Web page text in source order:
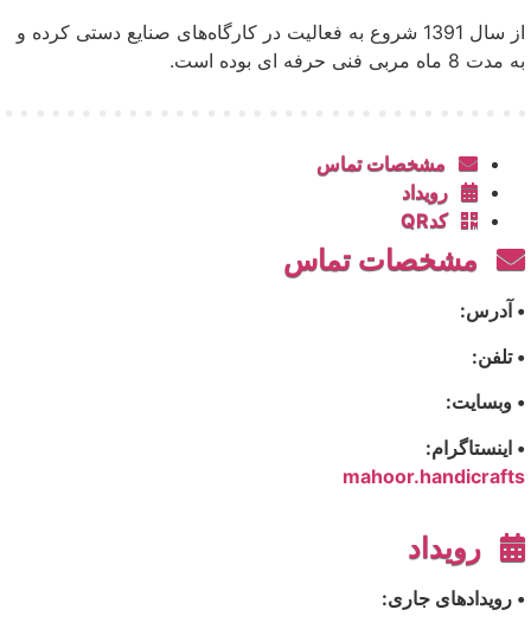
از سال 1391 شروع به فعالیت در کارگاه‌های صنایع دستی کرده و
به مدت 8 ماه مربی فنی حرفه ای بوده است.
مشخصات تماس
رویداد
کدQR
مشخصات تماس
• آدرس:
• تلفن:
• وبسایت:
• اینستاگرام:
mahoor.handicrafts
رویداد
• رویدادهای جاری: